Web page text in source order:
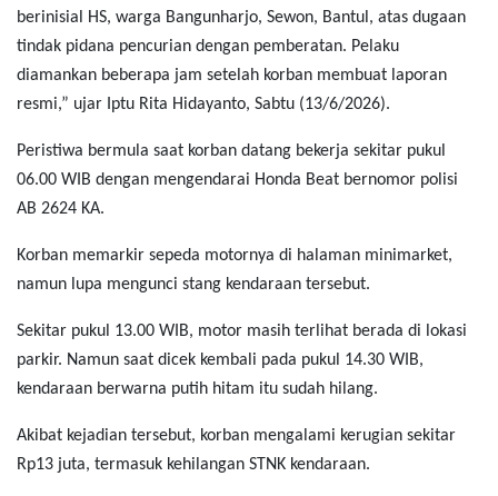
berinisial HS, warga Bangunharjo, Sewon, Bantul, atas dugaan
tindak pidana pencurian dengan pemberatan. Pelaku
diamankan beberapa jam setelah korban membuat laporan
resmi,” ujar Iptu Rita Hidayanto, Sabtu (13/6/2026).
Peristiwa bermula saat korban datang bekerja sekitar pukul
06.00 WIB dengan mengendarai Honda Beat bernomor polisi
AB 2624 KA.
Korban memarkir sepeda motornya di halaman minimarket,
namun lupa mengunci stang kendaraan tersebut.
Sekitar pukul 13.00 WIB, motor masih terlihat berada di lokasi
parkir. Namun saat dicek kembali pada pukul 14.30 WIB,
kendaraan berwarna putih hitam itu sudah hilang.
Akibat kejadian tersebut, korban mengalami kerugian sekitar
Rp13 juta, termasuk kehilangan STNK kendaraan.